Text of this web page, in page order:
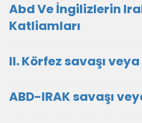
Abd Ve İngilizlerin
Katliamları
II. Körfez savaşı
ABD-IRAK savaşı